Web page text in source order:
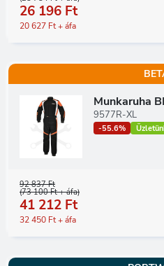
26 196 Ft
20 627 Ft + áfa
Munkaruha
9577R-XL
-55.6%
92 837 Ft
(73 100 Ft + áfa)
41 212 Ft
32 450 Ft + áfa